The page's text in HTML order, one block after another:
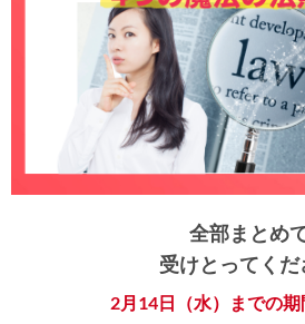
全部まとめ
受けとってくだ
2月14日（水）までの